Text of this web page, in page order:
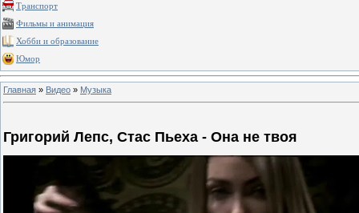
Транспорт
Фильмы и анимация
Хобби и образование
Юмор
Главная » Видео » Музыка
Григорий Лепс, Стас Пьеха - Она не твоя